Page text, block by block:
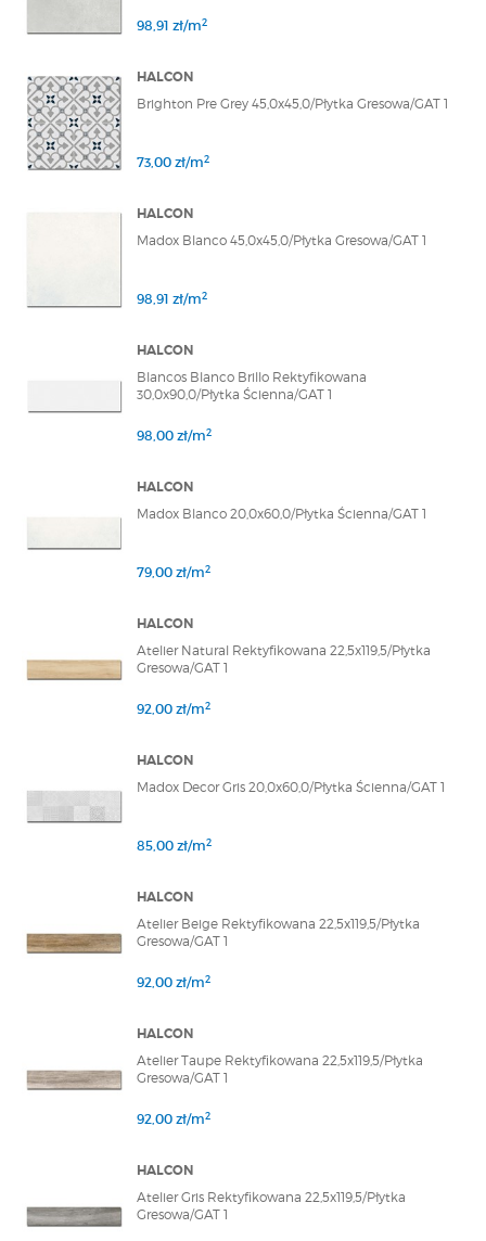
98,91 zł/m2
HALCON
Brighton Pre Grey 45,0x45,0/Płytka Gresowa/GAT 1
73,00 zł/m2
HALCON
Madox Blanco 45,0x45,0/Płytka Gresowa/GAT 1
98,91 zł/m2
HALCON
Blancos Blanco Brillo Rektyfikowana
30,0x90,0/Płytka Ścienna/GAT 1
98,00 zł/m2
HALCON
Madox Blanco 20,0x60,0/Płytka Ścienna/GAT 1
79,00 zł/m2
HALCON
Atelier Natural Rektyfikowana 22,5x119,5/Płytka
Gresowa/GAT 1
92,00 zł/m2
HALCON
Madox Decor Gris 20,0x60,0/Płytka Ścienna/GAT 1
85,00 zł/m2
HALCON
Atelier Beige Rektyfikowana 22,5x119,5/Płytka
Gresowa/GAT 1
92,00 zł/m2
HALCON
Atelier Taupe Rektyfikowana 22,5x119,5/Płytka
Gresowa/GAT 1
92,00 zł/m2
HALCON
Atelier Gris Rektyfikowana 22,5x119,5/Płytka
Gresowa/GAT 1